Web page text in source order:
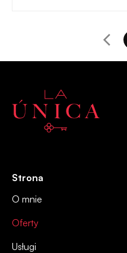
Strona
O mnie
Oferty
Usługi